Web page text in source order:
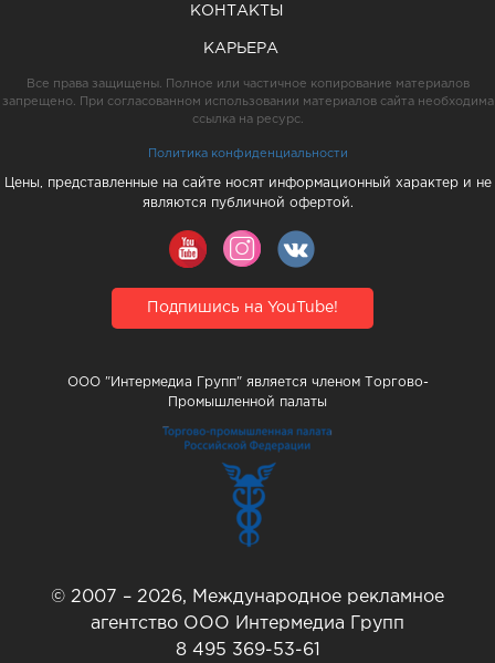
КОНТАКТЫ
КАРЬЕРА
Все права защищены. Полное или частичное копирование материалов
запрещено. При согласованном использовании материалов сайта необходима
ссылка на ресурс.
Политика конфиденциальности
Цены, представленные на сайте носят информационный характер и не
являются публичной офертой.
Подпишись на YouTube!
ООО "Интермедиа Групп" является членом Торгово-
Промышленной палаты
© 2007 – 2026, Международное рекламное
агентство ООО Интермедиа Групп
8 495 369-53-61